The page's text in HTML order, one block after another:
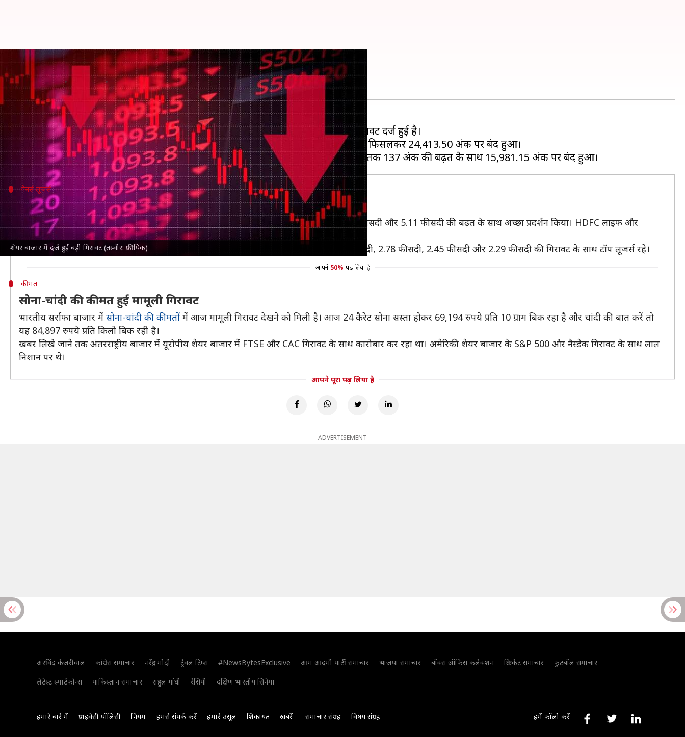
शेयर बाजार में दर्ज हुई बड़ी गिरावट (तस्वीर: फ्रीपिक)
शेयर बाजार में दर्ज हुई बड़ी गिरावट, सेंसेक्स 280 अंक टूटकर बंद
लेखन बिश्वजीत कुमार Jul 24, 2024 04:02 pm
क्या है खबर?
शेयर बाजार
सेंसेक्स 280 अंक की गिरावट के साथ आज 80,148.88 अंक पर बंद हुआ, जबकि निफ्टी 65 अंक फिसलकर 24,413.50 अंक पर बंद हुआ।
गेनर्स लूजर्स
ये शेयर रहे टॉप गेनर्स और लूजर्स
टॉप गेनर्स में आज ICICI प्रूडेंटिया, मैक्स फाइनेंसियल और पेट्रोनेट LNG ने क्रमशः 8.75 फीसदी, 6.04 फीसदी और 5.11 फीसदी की बढ़त के साथ अच्छा प्रदर्शन किया। HDFC लाइफ और
इंडियामार्ट इंटर के शेयरों में भी क्रमशः 4.48 फीसदी और 4.14 फीसदी की बढ़त दर्ज हुई।
गोदरेज कंज्यूमर, बंधन बैंक, डाबर इंडिया, बजाज फिंसर्व और मफासिस क्रमशः 3.80 फीसदी, 3.80 फीसदी, 2.78 फीसदी, 2.45 फीसदी और 2.29 फीसदी की गिरावट के साथ टॉप लूजर्स रहे।
आपने 50% पढ़ लिया है
कीमत
सोना-चांदी की कीमत हुई मामूली गिरावट
भारतीय सर्राफा बाजार में सोना-चांदी की कीमतों में आज मामूली गिरावट देखने को मिली है। आज 24 कैरेट सोना सस्ता होकर 69,194 रुपये प्रति 10 ग्राम बिक रहा है और चांदी की बात करें तो
यह 84,897 रुपये प्रति किलो बिक रही है।
खबर लिखे जाने तक अंतरराष्ट्रीय बाजार में यूरोपीय शेयर बाजार में FTSE और CAC गिरावट के साथ कारोबार कर रहा था। अमेरिकी शेयर बाजार के S&P 500 और नैस्डेक गिरावट के साथ लाल
निशान पर थे।
आपने पूरा पढ़ लिया है
ADVERTISEMENT
अरविंद केजरीवाल कांग्रेस समाचार नरेंद्र मोदी ट्रैवल टिप्स #NewsBytesExclusive आम आदमी पार्टी समाचार भाजपा समाचार बॉक्स ऑफिस कलेक्शन क्रिकेट समाचार
फुटबॉल समाचार
लेटेस्ट स्मार्टफोन्स
पाकिस्तान समाचार राहुल गांधी रेसिपी दक्षिण भारतीय सिनेमा
हमारे बारे में प्राइवेसी पॉलिसी नियम हमसे संपर्क करें हमारे उसूल शिकायत खबरें समाचार संग्रह विषय संग्रह हमें फॉलो करें